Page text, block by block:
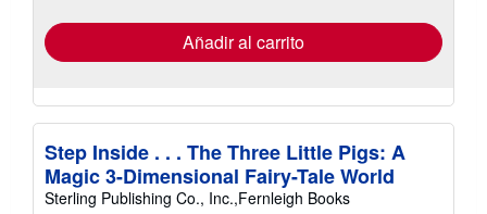
envío
Añadir al carrito
Step Inside . . . The Three Little Pigs: A
Magic 3-Dimensional Fairy-Tale World
Sterling Publishing Co., Inc.,Fernleigh Books